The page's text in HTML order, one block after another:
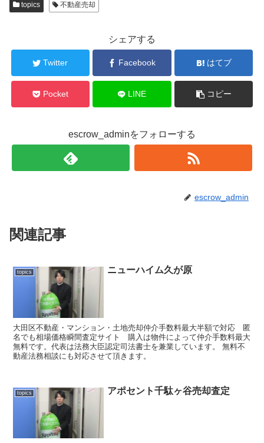
topics 不動産売却
シェアする
Twitter Facebook はてブ
Pocket LINE コピー
escrow_adminをフォローする
escrow_admin
関連記事
topics ニューハイム久が原
大田区不動産・マンション・土地売却仲介手数料最大半額で対応 匿
名でも相場価格瞬間査定サイト 購入は物件によって仲介手数料最大
無料です。代表は法務大臣認定司法書士を兼業しています。 無料不
動産法務相談にも対応させて頂きます。
topics アポセント千駄ヶ谷売却査定